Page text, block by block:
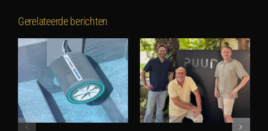
Gerelateerde berichten